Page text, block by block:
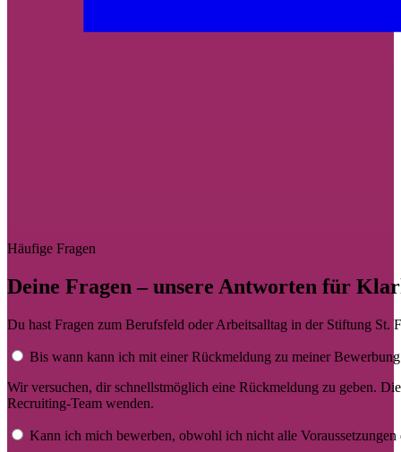
Häufige Fragen
Deine Fragen – unsere Antworten für
Du hast Fragen zum Berufsfeld oder Arbeitsalltag in der Stiftung St.
Bis wann kann ich mit einer Rückmeldung zu meiner
Wir versuchen, dir schnellstmöglich eine Rückmeldung zu geben.
Recruiting-Team wenden.
Kann ich mich bewerben, obwohl ich nicht alle Voraussetzungen